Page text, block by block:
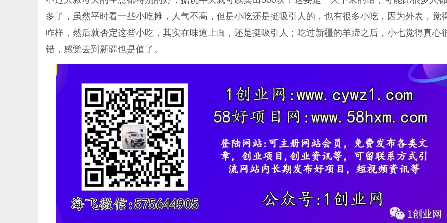
多了，虽然平时看一些小吃摊，人气不高，但是小吃还是挺吸引人的，也有很多小吃，因为外表，觉
咋样，然后就否定这些小吃，其实在味道上面，还是挺吸引人；吃过新疆的羊蹄之后，小七觉得真心
错，感觉去到新疆也是值了。